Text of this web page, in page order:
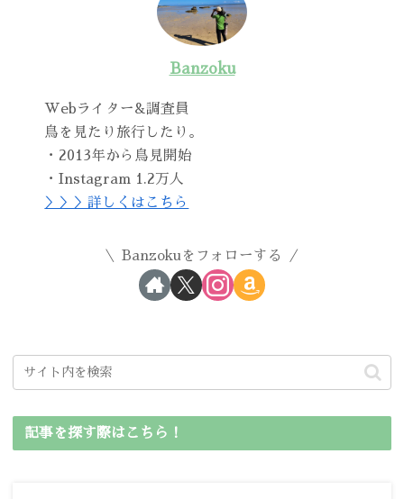
Banzoku
Webライター&調査員
鳥を見たり旅行したり。
・2013年から鳥見開始
・Instagram 1.2万人
＞＞＞詳しくはこちら
Banzokuをフォローする
記事を探す際はこちら！